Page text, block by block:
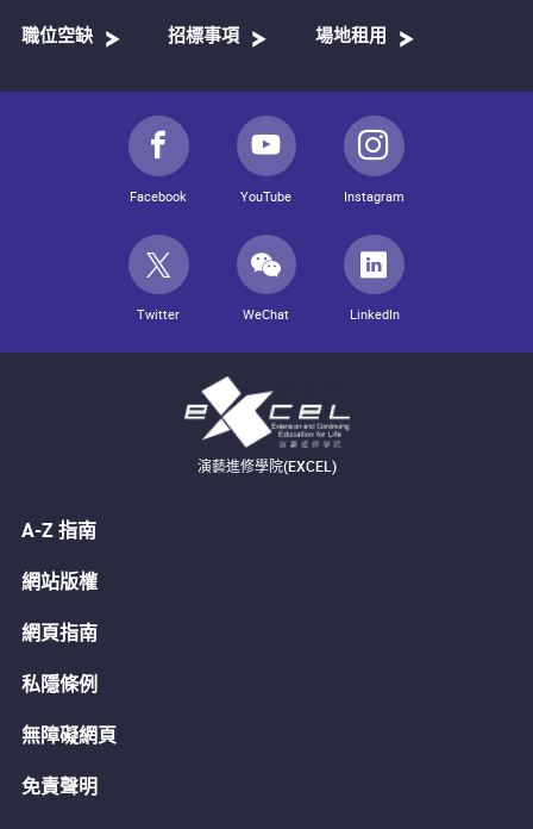
職位空缺 招標事項 場地租用
Facebook YouTube Instagram
Twitter WeChat LinkedIn
演藝進修學院(EXCEL)
A-Z 指南
網站版權
網頁指南
私隱條例
無障礙網頁
免責聲明